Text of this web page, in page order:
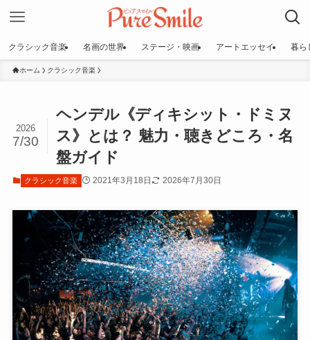
クラシック音楽 名画の世界 ステージ・映画 アートエッセイ 暮ら
ホーム クラシック音楽
ヘンデル《ディキシット・ドミヌ
ス》とは？ 魅力・聴きどころ・名
盤ガイド
2026
7/30
クラシック音楽 2021年3月18日 2026年7月30日